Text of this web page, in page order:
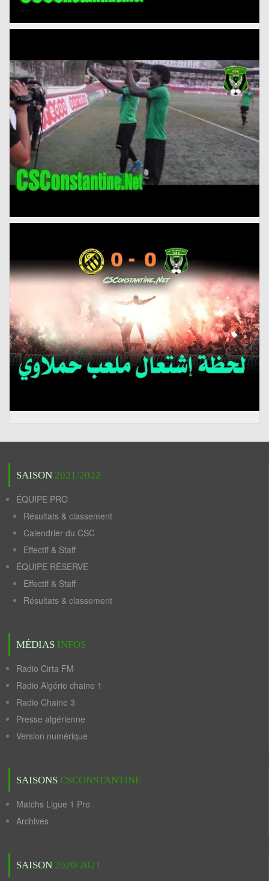
SAISON 2021/2022
ÉQUIPE PRO
Résultats & classement
Calendrier du CSC
Effectif & Staff
ÉQUIPE RÉSERVE
Effectif & Staff
Résultats & classement
MÉDIAS INFOS
Radio Cirta FM
Radio Algérie chaine 1
Radio Chaine 3
Presse algérienne
Version numérique
SAISONS CSCONSTANTINE
Matchs Ligue 1 Pro
Archives
SAISON 2020/2021